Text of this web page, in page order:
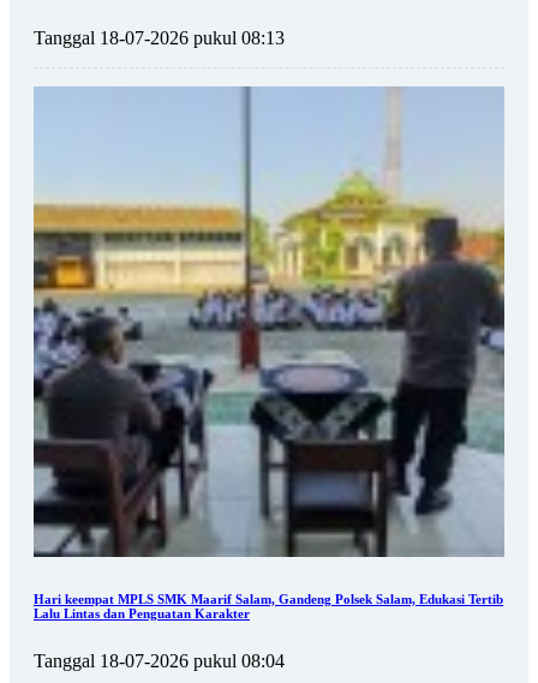
Tanggal 18-07-2026 pukul 08:13
Hari keempat MPLS SMK Maarif Salam, Gandeng Polsek Salam, Edukasi Tertib
Lalu Lintas dan Penguatan Karakter
Tanggal 18-07-2026 pukul 08:04